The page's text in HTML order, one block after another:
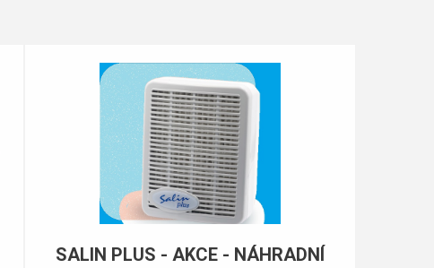
SALIN PLUS - AKCE - NÁHRADNÍ